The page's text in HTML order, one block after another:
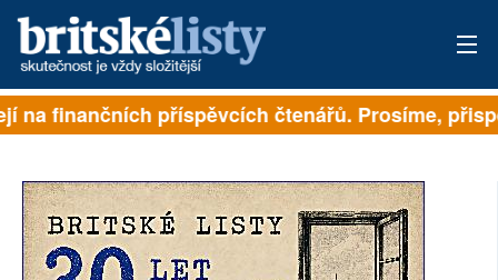
PŘIHLÁSIT
ARCHIV
ROZHOVORY
finančních příspěvcích čtenářů. Prosíme,